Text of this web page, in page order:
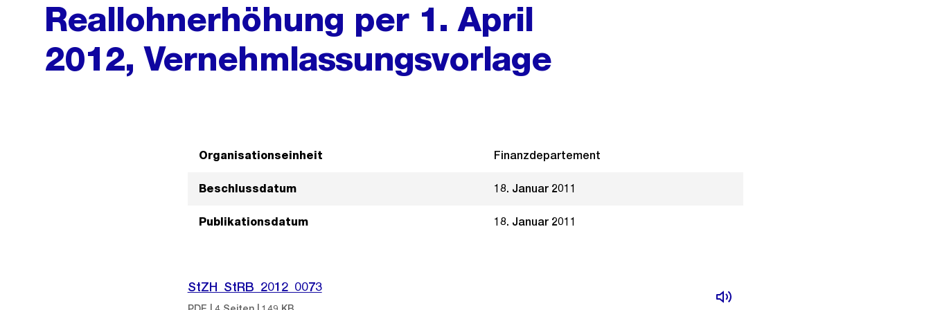
Reallohnerhöhung per 1. April
2012, Vernehmlassungsvorlage
Organisationseinheit Finanzdepartement
Beschlussdatum 18. Januar 2011
Publikationsdatum 18. Januar 2011
StZH_StRB_2012_0073